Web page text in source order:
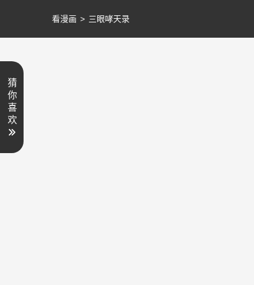
看漫画 > 三眼哮天录
猜
你
喜
欢